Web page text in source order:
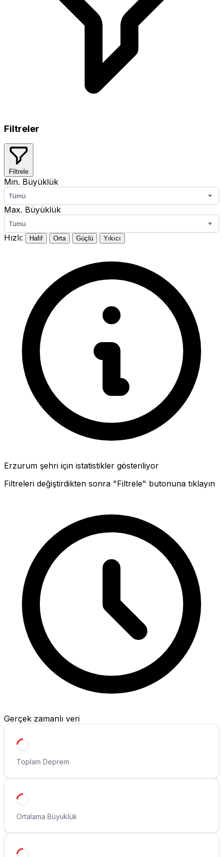
Filtreler
Filtrele
Min. Büyüklük
Tümü
Max. Büyüklük
Tümü
Hızlı: Hafif Orta Güçlü Yıkıcı
Erzurum şehri için istatistikler gösteriliyor
Filtreleri değiştirdikten sonra "Filtrele" butonuna tıklayın
Gerçek zamanlı veri
Toplam Deprem
Ortalama Büyüklük